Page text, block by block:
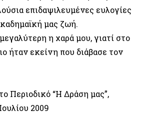
επιδαψιλευμένες ευλογίες
μας ζωή.
η χαρά μου, γιατί στο
ήταν εκείνη που διάβασε τον
Περιοδικό “Η Δράση μας”,
2009